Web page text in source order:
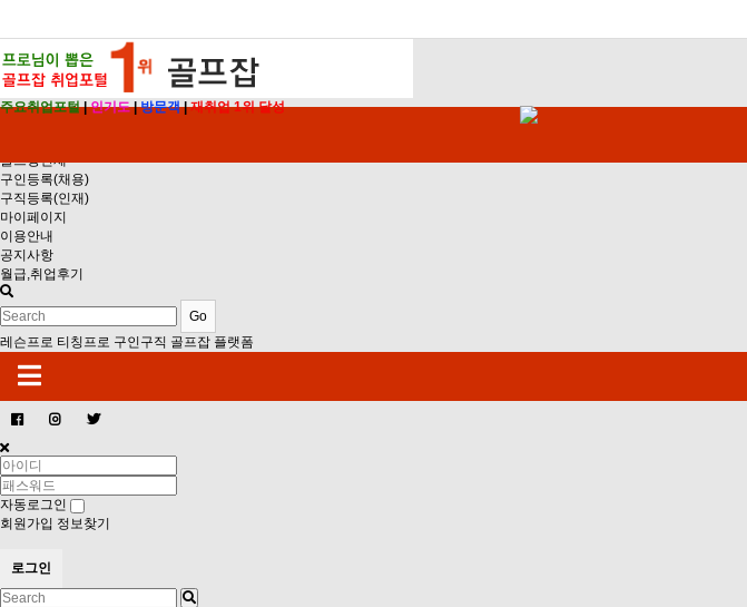
주요취업포털|인기도|방문객|재취업 1위 달성
골프장인재
구인등록(채용)
구직등록(인재)
마이페이지
이용안내
공지사항
월급,취업후기
Go
레슨프로 티칭프로 구인구직 골프잡 플랫폼
자동로그인
회원가입 정보찾기